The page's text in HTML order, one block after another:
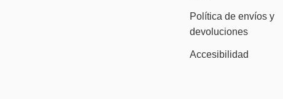
Política de envíos y
devoluciones
Accesibilidad